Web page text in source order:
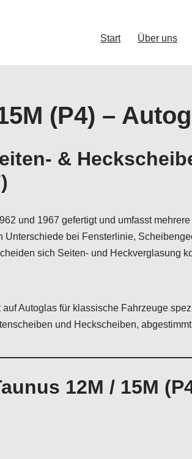
Start Über uns
(P4) –
&
und 1967 gefertigt und umfasst
bei Fensterlinie,
sich Seiten- und Heckverglasung
auf Autoglas für klassische Fahrzeuge
und Heckscheiben,
12M / 15M